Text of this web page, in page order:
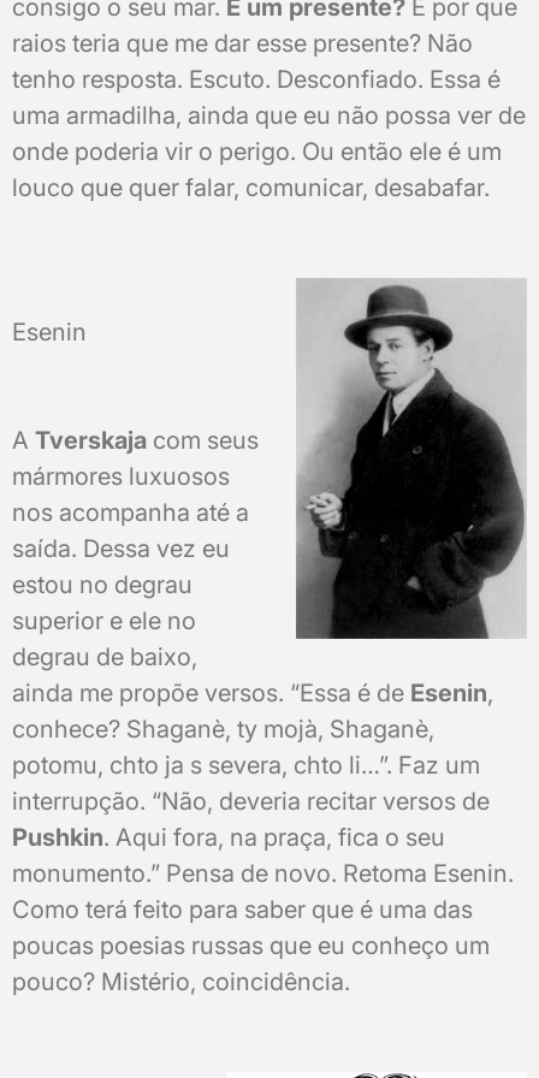
consigo o seu mar. É um presente? E por que
raios teria que me dar esse presente? Não
tenho resposta. Escuto. Desconfiado. Essa é
uma armadilha, ainda que eu não possa ver de
onde poderia vir o perigo. Ou então ele é um
louco que quer falar, comunicar, desabafar.
Esenin
A Tverskaja com seus
mármores luxuosos
nos acompanha até a
saída. Dessa vez eu
estou no degrau
superior e ele no
degrau de baixo,
ainda me propõe versos. “Essa é de Esenin,
conhece? Shaganè, ty mojà, Shaganè,
potomu, chto ja s severa, chto li…”. Faz um
interrupção. “Não, deveria recitar versos de
Pushkin. Aqui fora, na praça, fica o seu
monumento.” Pensa de novo. Retoma Esenin.
Como terá feito para saber que é uma das
poucas poesias russas que eu conheço um
pouco? Mistério, coincidência.